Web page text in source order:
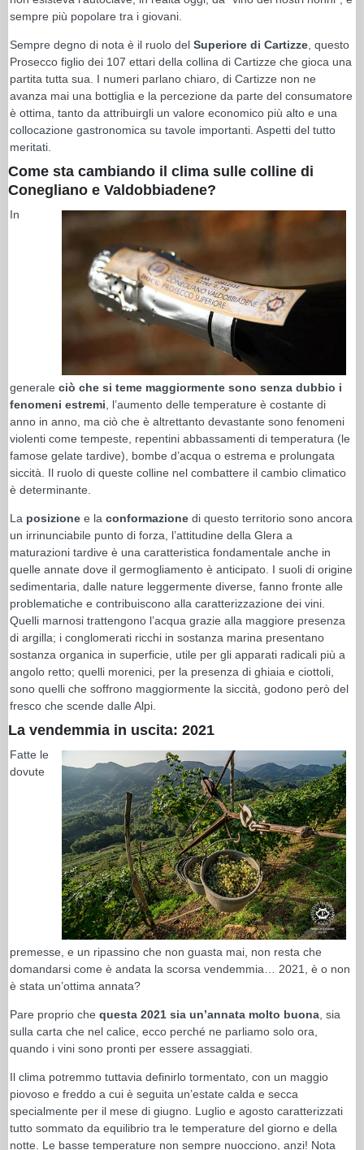
sempre più popolare tra i giovani.
Sempre degno di nota è il ruolo del Superiore di Cartizze , questo
Prosecco figlio dei 107 ettari della collina di Cartizze che gioca una
partita tutta sua. I numeri parlano chiaro, di Cartizze non ne
avanza mai una bottiglia e la percezione da parte del consumatore
è ottima, tanto da attribuirgli un valore economico più alto e una
collocazione gastronomica su tavole importanti. Aspetti del tutto
meritati.
Come sta cambiando il clima sulle colline di
Conegliano e Valdobbiadene?
In
generale ciò che si teme maggiormente sono senza dubbio i
fenomeni estremi , l’aumento delle temperature è costante di
anno in anno, ma ciò che è altrettanto devastante sono fenomeni
violenti come tempeste, repentini abbassamenti di temperatura (le
famose gelate tardive), bombe d’acqua o estrema e prolungata
siccità. Il ruolo di queste colline nel combattere il cambio climatico
è determinante.
La posizione e la conformazione di questo territorio sono ancora
un irrinunciabile punto di forza, l’attitudine della Glera a
maturazioni tardive è una caratteristica fondamentale anche in
quelle annate dove il germogliamento è anticipato. I suoli di origine
sedimentaria, dalle nature leggermente diverse, fanno fronte alle
problematiche e contribuiscono alla caratterizzazione dei vini.
Quelli marnosi trattengono l’acqua grazie alla maggiore presenza
di argilla; i conglomerati ricchi in sostanza marina presentano
sostanza organica in superficie, utile per gli apparati radicali più a
angolo retto; quelli morenici, per la presenza di ghiaia e ciottoli,
sono quelli che soffrono maggiormente la siccità, godono però del
fresco che scende dalle Alpi.
La vendemmia in uscita: 2021
Fatte le
dovute
premesse, e un ripassino che non guasta mai, non resta che
domandarsi come è andata la scorsa vendemmia… 2021, è o non
è stata un’ottima annata?
Pare proprio che questa 2021 sia un’annata molto buona , sia
sulla carta che nel calice, ecco perché ne parliamo solo ora,
quando i vini sono pronti per essere assaggiati.
Il clima potremmo tuttavia definirlo tormentato, con un maggio
piovoso e freddo a cui è seguita un’estate calda e secca
specialmente per il mese di giugno. Luglio e agosto caratterizzati
tutto sommato da equilibrio tra le temperature del giorno e della
notte. Le basse temperature non sempre nuocciono, anzi! Nota